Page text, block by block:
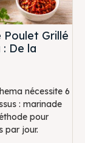
Poulet Grillé
De la
nécessite 6
: marinade
pour
par jour.